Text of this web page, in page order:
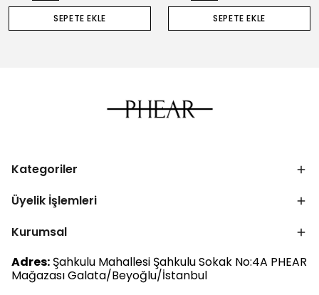
SEPETE EKLE SEPETE EKLE
Kategoriler
Üyelik İşlemleri
Kurumsal
Adres: Şahkulu Mahallesi Şahkulu Sokak No:4A PHEAR
Mağazası Galata/Beyoğlu/İstanbul